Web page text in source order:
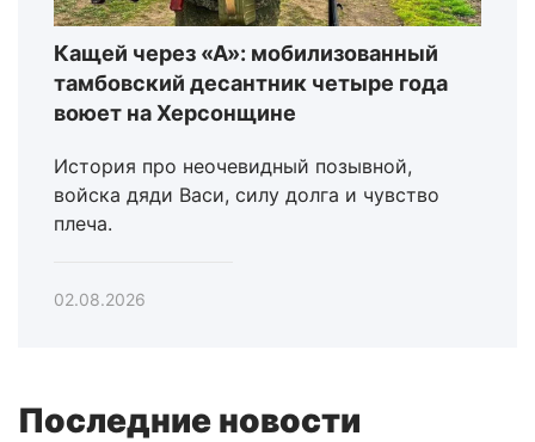
Кащей через «А»: мобилизованный
тамбовский десантник четыре года
воюет на Херсонщине
История про неочевидный позывной,
войска дяди Васи, силу долга и чувство
плеча.
02.08.2026
Последние новости